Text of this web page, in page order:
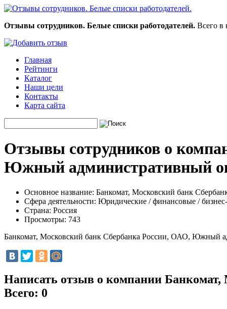
Отзывы сотрудников. Белые списки работодателей. Всего в
Главная
Рейтинги
Каталог
Наши цели
Контакты
Карта сайта
Отзывы сотрудников о
Южный административный
Основное название: Банкомат, Московский банк
Сфера деятельности: Юридические / финансовые /
Страна: Россия
Просмотры: 743
Банкомат, Московский банк Сбербанка России, ОАО, Южный
Написать отзыв о компании
Всего: 0